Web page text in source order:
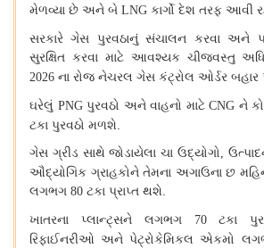
મેળવ્યા છે અને બે LNG કાર્ગો દેશ તરફ આવી
સરકારે ગેસ પુરવઠાનું સંચાલન કરવા અને
સુરક્ષિત કરવા માટે આવશ્યક ચીજવસ્તુ
2026 ના રોજ નેચરલ ગેસ કંટ્રોલ ઓર્ડર બહાર
ઘરેલું PNG પુરવઠો અને વાહનો માટે CNG ને
ટકા પુરવઠો મળશે.
ગેસ ગ્રીડ સાથે જોડાયેલા ચા ઉદ્યોગો,
ઔદ્યોગિક ગ્રાહકોને તેમના અગાઉના છ
લગભગ 80 ટકા પ્રાપ્ત થશે.
ખાતરના
પ્લાન્ટ્સને લગભગ 70ટકા
રિફાઈનરીઓ અને પેટ્રોકેમિકલ એકમો